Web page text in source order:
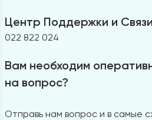
Центр Поддержки и
022 822 024
Вам необходим
на вопрос?
Отправь нам вопрос и в самые